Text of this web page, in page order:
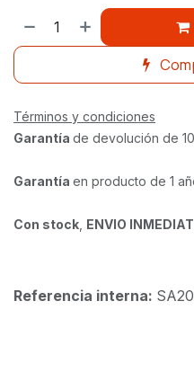
Términos y condiciones
Garantía de devolución de
Garantía en producto de 1
Con stock ENVIO
Referencia interna: